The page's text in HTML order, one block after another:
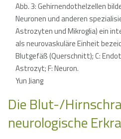
Abb. 3: Gehirnendothelzellen
Neuronen und anderen
Astrozyten und Mikroglia) ein
als neurovaskuläre Einheit
Blutgefäß (Querschnitt); C:
Astrozyt; F: Neuron.
Yun Jiang
Die Blut-/
neurologische